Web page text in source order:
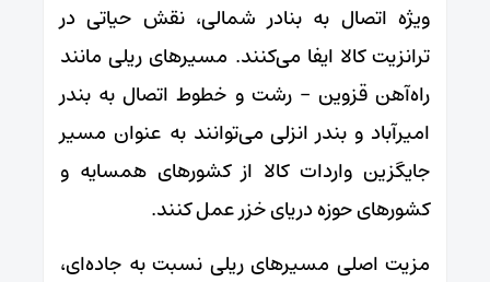
ویژه اتصال به بنادر شمالی، نقش حیاتی در
ترانزیت کالا ایفا می‌کنند. مسیرهای ریلی مانند
راه‌آهن قزوین – رشت و خطوط اتصال به بندر
امیرآباد و بندر انزلی می‌توانند به عنوان مسیر
جایگزین واردات کالا از کشورهای همسایه و
کشورهای حوزه دریای خزر عمل کنند.
مزیت اصلی مسیرهای ریلی نسبت به جاده‌ای،